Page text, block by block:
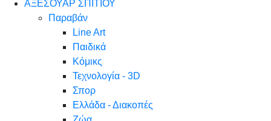
ΑΞΕΣΟΥΑΡ ΣΠΙΤΙΟΥ
Παραβάν
Line Art
Παιδικά
Κόμικς
Τεχνολογία - 3D
Σπορ
Ελλάδα - Διακοπές